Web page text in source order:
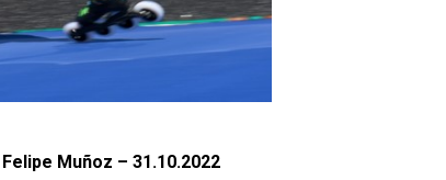
Muñoz – 31.10.2022